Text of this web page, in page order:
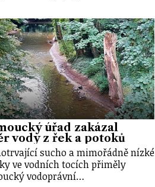
úřad zakázal
vody z řek a potoků
sucho a mimořádně nízké
ve vodních tocích přiměly
vodoprávní…